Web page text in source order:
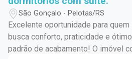
São Gonçalo - Pelotas/RS
Excelente oportunidade para quem
busca conforto, praticidade e ótimo
padrão de acabamento! O imóvel conta